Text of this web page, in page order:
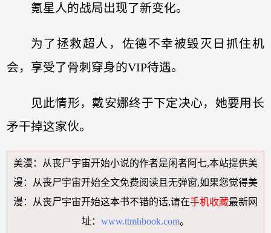
氪星人的战局出现了新变化。
为了拯救超人，佐德不幸被毁灭日抓住机
会，享受了骨刺穿身的VIP待遇。
见此情形，戴安娜终于下定决心，她要用长
矛干掉这家伙。
美漫：从丧尸宇宙开始小说的作者是闲者阿七,本站提供美
漫：从丧尸宇宙开始全文免费阅读 且无弹窗,如果您觉得美
漫：从丧尸宇宙开始这本书不错的话,请在手机收藏最新网
址： www.ttmhbook.com。